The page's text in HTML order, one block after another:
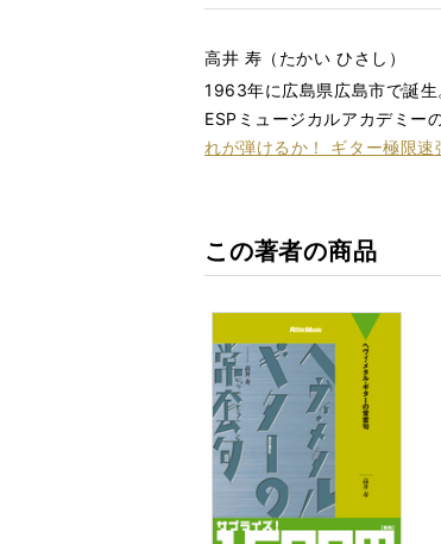
高井 寿（たかい ひさし）
1963年に広島県広島市で誕
ESPミュージカルアカデミー
れが弾けるか！ ギター極限速
この著者の商品